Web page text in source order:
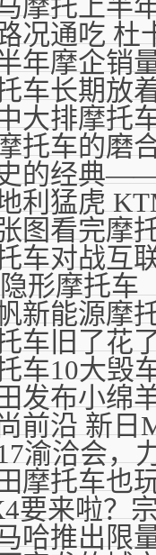
摩托上半
况通吃 杜
年摩企销
车长期放
大排摩托
托车的磨
的经典
利猛虎
图看完摩
车对战互
形摩托车
新能源摩
车旧了花
车10大毁
发布小绵
前沿 新日
渝洽会，
摩托车也
要来啦？
哈推出限